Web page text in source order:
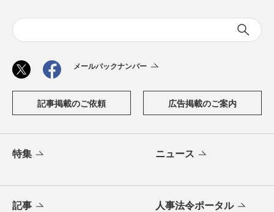
メールバックナンバー
記事掲載のご依頼 広告掲載のご案内
特集 ニュース
記事 人事法令ポータル